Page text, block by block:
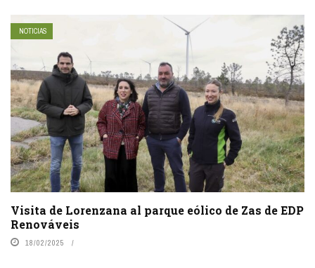
NOTICIAS
Visita de Lorenzana al parque eólico de Zas de EDP
Renováveis
18/02/2025